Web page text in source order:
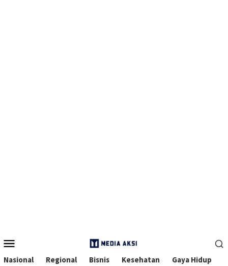
Mobile
Nasional Regional Bisnis Kesehatan Gaya Hidup